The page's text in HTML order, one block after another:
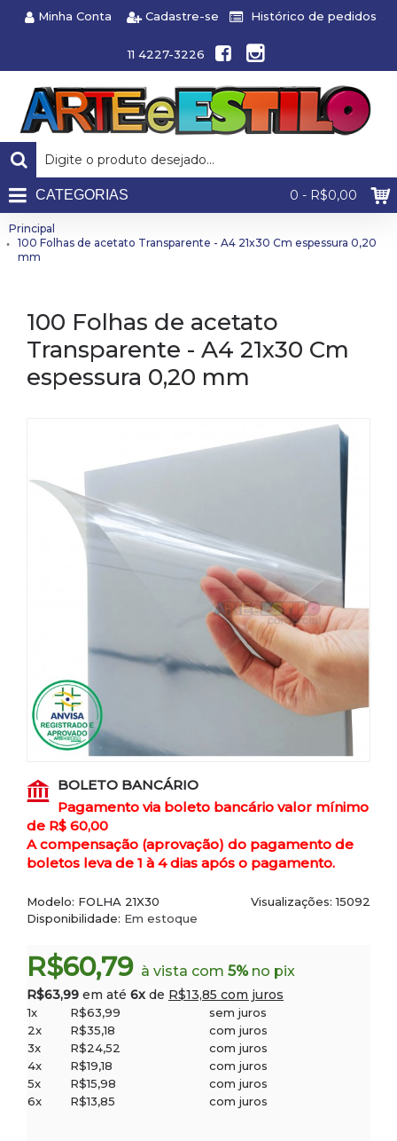
Minha Conta Cadastre-se Histórico de pedidos
11 4227-3226
0 - R$0,00
CATEGORIAS
Principal
100 Folhas de acetato Transparente - A4 21x30 Cm espessura 0,20
mm
100 Folhas de acetato
Transparente - A4 21x30 Cm
espessura 0,20 mm
BOLETO BANCÁRIO
Pagamento via boleto bancário valor mínimo
de R$ 60,00
A compensação (aprovação) do pagamento de
boletos leva de 1 à 4 dias após o pagamento.
Visualizações: 15092
Modelo: FOLHA 21X30
Disponibilidade: Em estoque
R$60,79 à vista com 5%no pix
R$63,99 em até 6x de R$13,85 com juros
1x R$63,99
sem juros
2x
R$35,18
com juros
3x
R$24,52
com juros
4x
R$19,18
com juros
5x
R$15,98
com juros
6x
R$13,85 com juros